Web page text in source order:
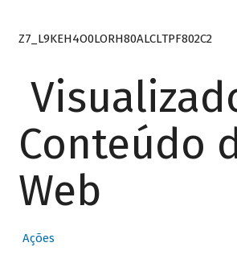
Z7_L9KEH4O0LORH80ALCLTPF802C2
Conteúdo
Web
Ações